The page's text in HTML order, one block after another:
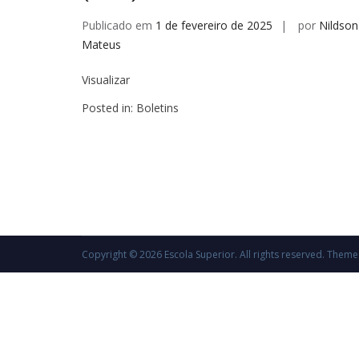
Publicado em 1 de fevereiro de 2025 por Nildson
Mateus
Visualizar
Posted in: Boletins
Copyright © 2026 Escola Superior. All rights reserved. Theme